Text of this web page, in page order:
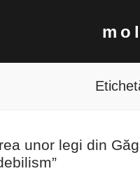
unor legi din